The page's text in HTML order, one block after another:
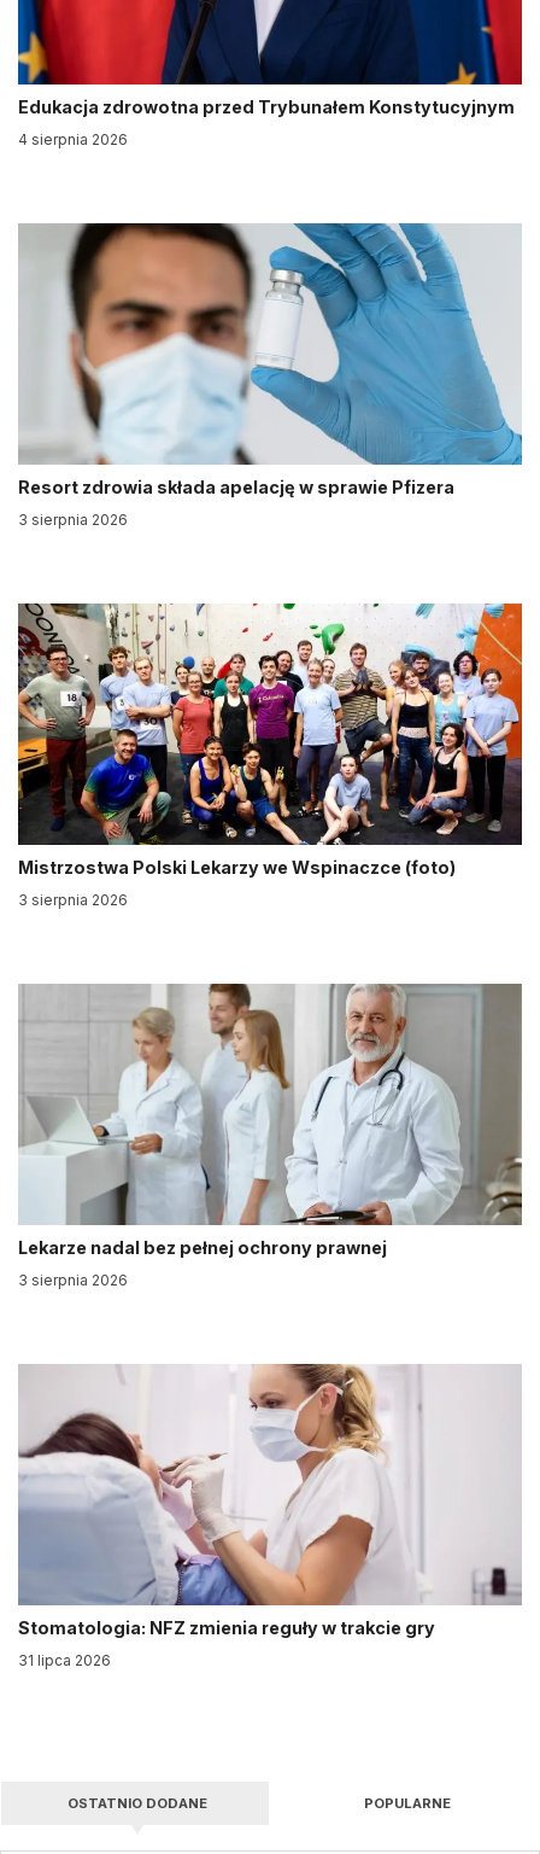
Edukacja zdrowotna przed Trybunałem Konstytucyjnym
4 sierpnia 2026
Resort zdrowia składa apelację w sprawie Pfizera
3 sierpnia 2026
Mistrzostwa Polski Lekarzy we Wspinaczce (foto)
3 sierpnia 2026
Lekarze nadal bez pełnej ochrony prawnej
3 sierpnia 2026
Stomatologia: NFZ zmienia reguły w trakcie gry
31 lipca 2026
OSTATNIO DODANE POPULARNE